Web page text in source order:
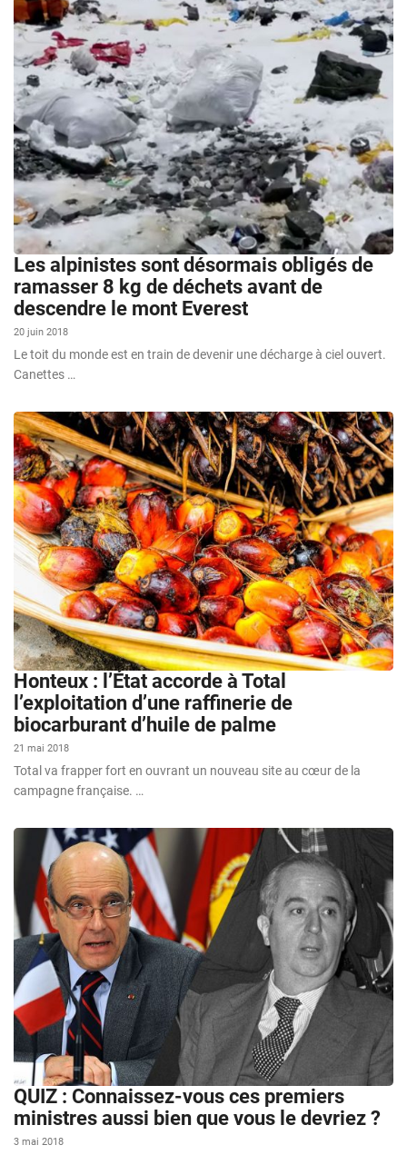
Les alpinistes sont désormais obligés de
ramasser 8 kg de déchets avant de
descendre le mont Everest
20 juin 2018
Le toit du monde est en train de devenir une décharge à ciel ouvert.
Canettes …
Honteux : l’État accorde à Total
l’exploitation d’une raffinerie de
biocarburant d’huile de palme
21 mai 2018
Total va frapper fort en ouvrant un nouveau site au cœur de la
campagne française. …
QUIZ : Connaissez-vous ces premiers
ministres aussi bien que vous le devriez ?
3 mai 2018